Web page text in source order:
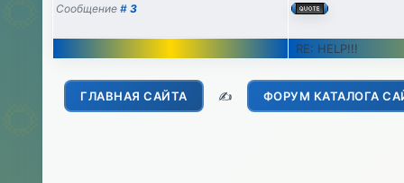
Сообщение#3
RE: HELP!!!
ГЛАВНАЯ САЙТА ✍️ ФОРУМ КАТАЛОГА